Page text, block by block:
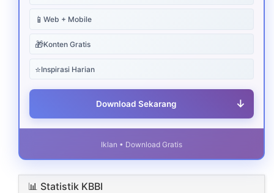
📱 Web + Mobile
🎁Konten Gratis
⭐Inspirasi Harian
Download Sekarang ↓
Iklan • Download Gratis
📊 Statistik KBBI